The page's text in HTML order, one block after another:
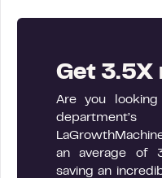
Get 3.5X
Are you
an average of
saving an